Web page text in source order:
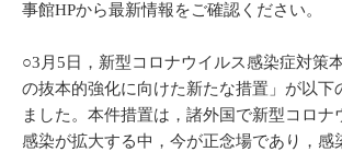
事館HPから最新情報をご確認ください。
○3月5日，新型コロナウイルス感染症対策
の抜本的強化に向けた新たな措置」が以下
ました。本件措置は，諸外国で新型コロナ
感染が拡大する中，今が正念場であり，感